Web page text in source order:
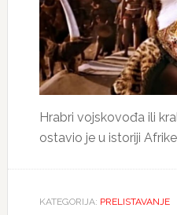
Hrabri vojskovođa ili
ostavio je u istoriji
KATEGORIJA: PRELISTAVANJE